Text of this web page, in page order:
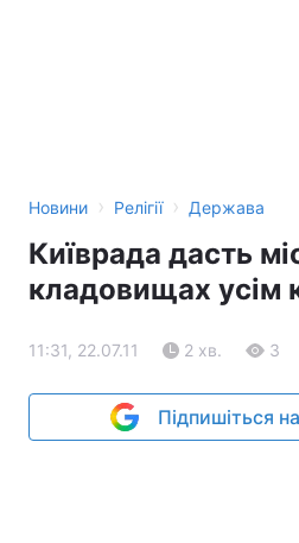
Новини › Релігії › Держава
Київрада дасть
кладовищах усім
11:31, 22.07.11 2 хв. 3
Підпишіться